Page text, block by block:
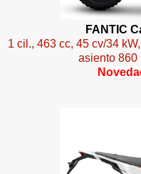
FANTIC
1 cil., 463 cc, 45 cv/34
asiento 860